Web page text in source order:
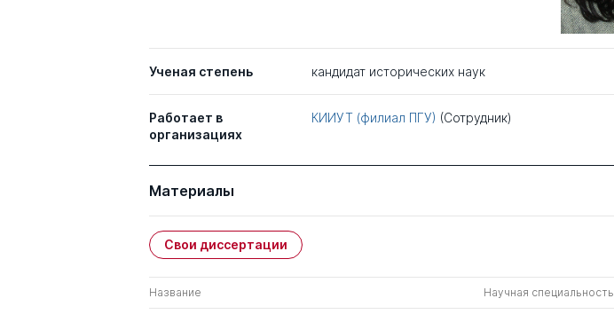
Ученая степень кандидат исторических наук
Работает в
организациях
КИИУТ (филиал ПГУ) (Сотрудник)
Материалы
Свои диссертации
Название Научная специальность